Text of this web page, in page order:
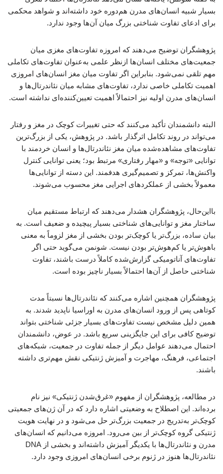
بسیار شبیه انسان‌های مدرن هم‌دوره خود داشته‌اند و شواهد محکمی
برای ادعای تفاوت شناختی بزرگ میان آن‌ها وجود ندارد.
پژوهشگران توضیح می‌دهند که امروزه تفاوت‌های مغزی میان
جمعیت‌های مختلف انسان‌ها ازنظر علمی به‌عنوان تفاوت‌های تکاملی
مهم تلقی نمی‌شود. بنابراین اگر تفاوت میان مغز انسان‌های امروزی
اهمیت تکاملی خاصی ندارد، تفاوت‌های مشابه میان نئاندرتال‌ها و
انسان‌های مدرن اولیه نیز احتمالاً اهمیت تعیین‌کننده‌ای نداشته است.
البته دانشمندان تأکید می‌کنند که حتی تغییرات کوچک در مغز و رفتار
می‌تواند در روند تکامل اثرگذار باشد. در پژوهش، یکی از بزرگ‌ترین
تفاوت‌های مشاهده‌شده میان مغز نئاندرتال‌ها و انسان خردمند با
توانایی «توجه» و «مهار رفتاری» مرتبط بود؛ یعنی توانایی کنترل
واکنش‌ها، تمرکز و تصمیم‌گیری هدفمند. این دسته از توانایی‌ها
معمولاً بخشی از عملکردهای اجرایی مغز محسوب می‌شوند.
بااین‌حال، پژوهشگران هشدار می‌دهند که ارتباط مستقیم میان
ساختار مغز و توانایی‌های شناختی بسیار پیچیده و ضعیف است. به
بیان ساده، بزرگ‌تر یا کوچک‌تر بودن بخشی از مغز لزوماً به معنی
باهوش‌تر یا کم‌هوش‌تر بودن نیست. شونمن می‌گوید حتی اگر
تفاوت‌های آناتومیکی گزارش‌شده کاملاً درست باشند، تفاوت
شناختی حاصل از آن‌ها احتمالاً بسیار ناچیز بوده است.
پژوهشگران همچنین اشاره می‌کنند که نئاندرتال‌ها نسبتاً مدت
کوتاهی پس از ورود انسان‌های مدرن به اوراسیا ناپدید شدند. به
همین دلیل مشخص نیست تفاوت‌های بسیار جزئی شناختی بتواند
توضیح کافی برای این جایگزینی سریع باشد. در عوض، دانشمندان
احتمال می‌دهند عوامل دیگر از جمله تفاوت در جمعیت، شبکه‌های
اجتماعی، فرهنگ، مهاجرت و آمیزش ژنتیکی نقش مهم‌تری داشته
باشند.
در مطالعه، پژوهشگران از مفهوم «غرق‌شدن ژنتیکی» نیز نام
برده‌اند. این اصطلاح به وضعیتی اشاره دارد که در آن ژن‌های جمعیتی
کوچک‌تر به‌تدریج در جمعیت بزرگ‌تر حل می‌شود و در نهایت هویت
ژنتیکی گروه کوچک‌تر از بین می‌رود. امروزه می‌دانیم که انسان‌های
مدرن و نئاندرتال‌ها با یکدیگر آمیزش داشته‌اند و بخشی از DNA
نئاندرتال‌ها هنوز در ژنوم برخی انسان‌های امروزی وجود دارد.